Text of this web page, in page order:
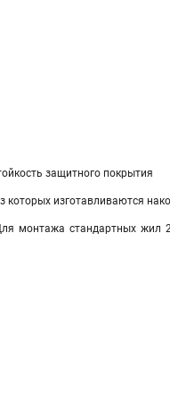
защитного покрытия
которых изготавливаются
монтажа стандартных жил